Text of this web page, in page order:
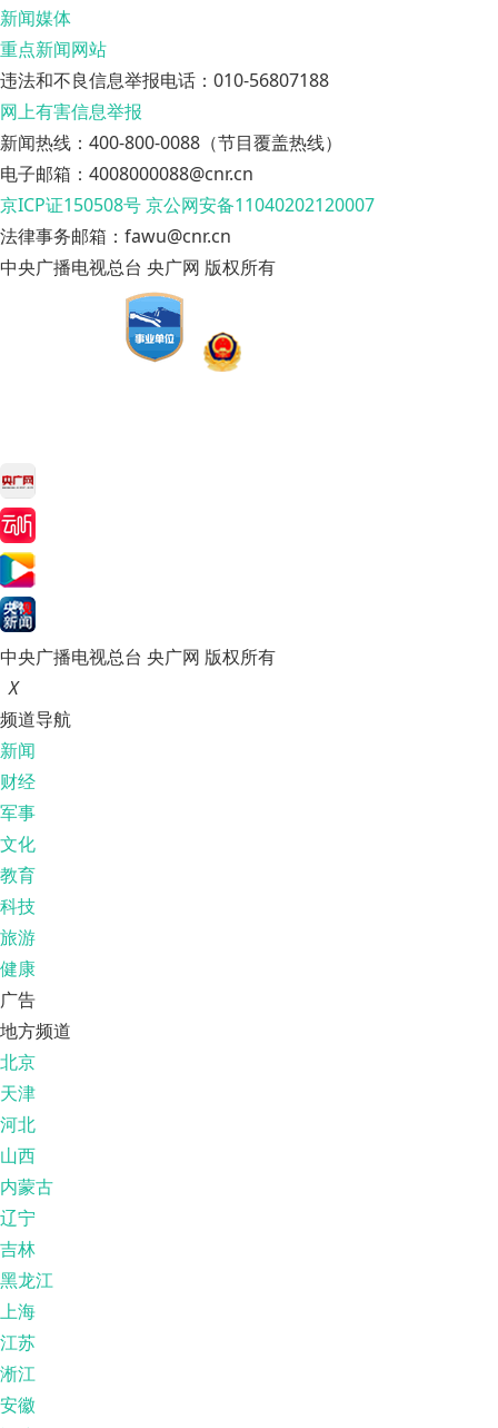
新闻媒体
重点新闻网站
违法和不良信息举报电话：010-56807188
网上有害信息举报
新闻热线：400-800-0088（节目覆盖热线）
电子邮箱：4008000088@cnr.cn
京ICP证150508号京公网安备11040202120007
法律事务邮箱：fawu@cnr.cn
中央广播电视总台 央广网 版权所有
中央广播电视总台 央广网 版权所有
X
频道导航
新闻
财经
军事
文化
教育
科技
旅游
健康
广告
地方频道
北京
天津
河北
山西
内蒙古
辽宁
吉林
黑龙江
上海
江苏
淅江
安徽